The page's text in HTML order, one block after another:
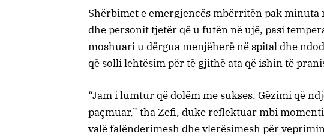
Shërbimet e emergjencës mbërritën pak
dhe personit tjetër që u futën në ujë, pasi
moshuari u dërgua menjëherë në spital dhe
që solli lehtësim për të gjithë ata që ishin të
“Jam i lumtur që dolëm me sukses. Gëzimi që
paçmuar,” tha Zefi, duke reflektuar mbi
valë falënderimesh dhe vlerësimesh për